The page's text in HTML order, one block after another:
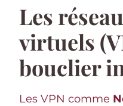
Les
virtuels
bouclier
Les VPN comme